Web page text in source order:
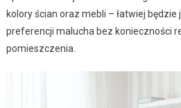
kolory ścian oraz mebli – łatwiej
preferencji malucha bez konieczności
pomieszczenia.